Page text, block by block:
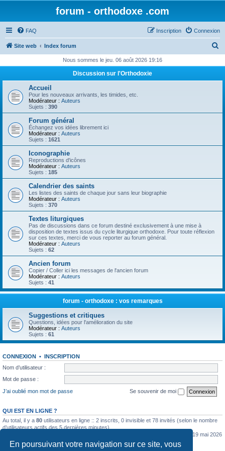
En poursuivant votre navigation sur ce site, vous
forum - orthodoxe .com
FAQ Connexion
Inscription
Site web Index forum
h
Nous sommes le jeu. 06 août 2026 19:16
Discussion sur l'Orthodoxie
Accueil
Pour les nouveaux arrivants, les timides, etc.
Modérateur : Auteurs
Sujets : 390
Forum général
Échangez vos idées librement ici
Modérateur : Auteurs
Sujets : 1621
Iconographie
Reproductions d'icônes
Modérateur : Auteurs
Sujets : 185
Calendrier des saints
Les listes des saints de chaque jour sans leur biographie
Modérateur : Auteurs
Sujets : 370
Textes liturgiques
Pas de discussions dans ce forum destiné exclusivement à une mise à
disposition de textes issus du cycle liturgique orthodoxe. Pour toute réflexion
sur ces textes, merci de vous reporter au forum général.
Modérateur : Auteurs
Sujets : 62
Ancien forum
Copier / Coller ici les messages de l'ancien forum
Modérateur : Auteurs
Sujets : 41
forum - orthodoxe : vos remarques
Suggestions et critiques
Questions, idées pour l'amélioration du site
Modérateur : Auteurs
Sujets : 61
CONNEXION • INSCRIPTION
Nom d’utilisateur :
Mot de passe :
J’ai oublié mon mot de passe
Se souvenir de moi
QUI EST EN LIGNE ?
Au total, il y a 80 utilisateurs en ligne :: 2 inscrits, 0 invisible et 78 invités (selon le nombre
d’utilisateurs actifs des 5 dernières minutes)
le mar. 19 mai 2026
0:07